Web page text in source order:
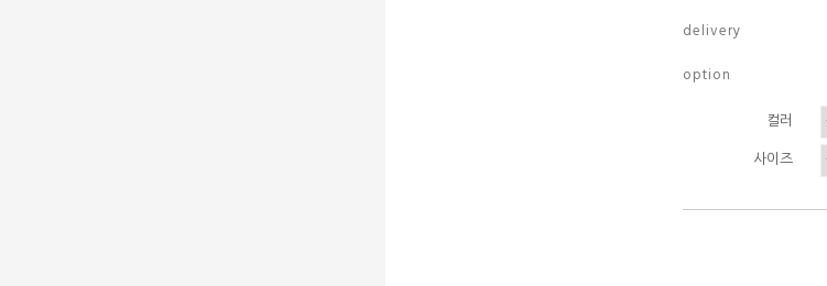
d e l i v e r y
o p t i o n
컬러
사이즈